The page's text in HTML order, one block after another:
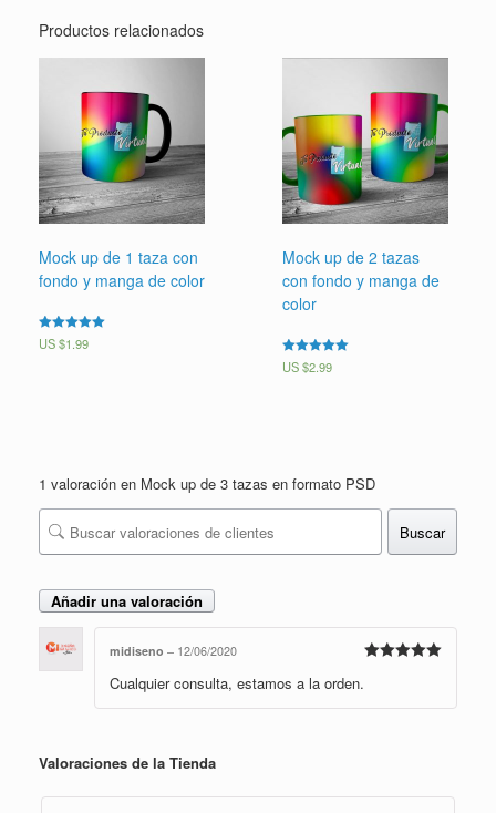
Productos relacionados
Mock up de 1 taza con
fondo y manga de color
Valorado en
5.00
US $1.99
Mock up de 2 tazas
con fondo y manga de
color
Valorado en
5.00
US $2.99
1 valoración en Mock up de 3 tazas en formato PSD
Buscar
Añadir una valoración
midiseno – 12/06/2020
Cualquier consulta, estamos a la orden.
Valoraciones de la Tienda